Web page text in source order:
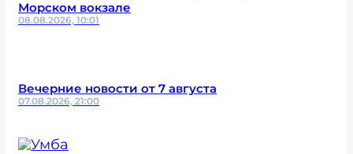
Морском вокзале
08.08.2026, 10:01
Вечерние новости от 7 августа
07.08.2026, 21:00